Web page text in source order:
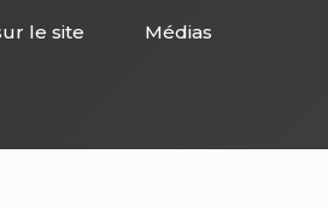
le site Médias